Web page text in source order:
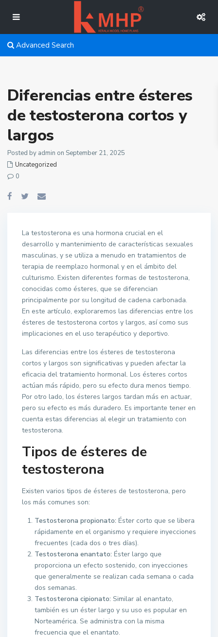
Advanced Search
Diferencias entre ésteres
de testosterona cortos y
largos
Posted by admin on September 21, 2025
Uncategorized
0
La testosterona es una hormona crucial en el
desarrollo y mantenimiento de características sexuales
masculinas, y se utiliza a menudo en tratamientos de
terapia de reemplazo hormonal y en el ámbito del
culturismo. Existen diferentes formas de testosterona,
conocidas como ésteres, que se diferencian
principalmente por su longitud de cadena carbonada.
En este artículo, exploraremos las diferencias entre los
ésteres de testosterona cortos y largos, así como sus
implicaciones en el uso terapéutico y deportivo.
Las diferencias entre los ésteres de testosterona
cortos y largos son significativas y pueden afectar la
eficacia del tratamiento hormonal. Los ésteres cortos
actúan más rápido, pero su efecto dura menos tiempo.
Por otro lado, los ésteres largos tardan más en actuar,
pero su efecto es más duradero. Es importante tener en
cuenta estas diferencias al elegir un tratamiento con
testosterona.
Tipos de ésteres de
testosterona
Existen varios tipos de ésteres de testosterona, pero
los más comunes son:
Testosterona propionato: Éster corto que se libera
rápidamente en el organismo y requiere inyecciones
frecuentes (cada dos o tres días).
Testosterona enantato: Éster largo que
proporciona un efecto sostenido, con inyecciones
que generalmente se realizan cada semana o cada
dos semanas.
Testosterona cipionato: Similar al enantato,
también es un éster largo y su uso es popular en
Norteamérica. Se administra con la misma
frecuencia que el enantato.